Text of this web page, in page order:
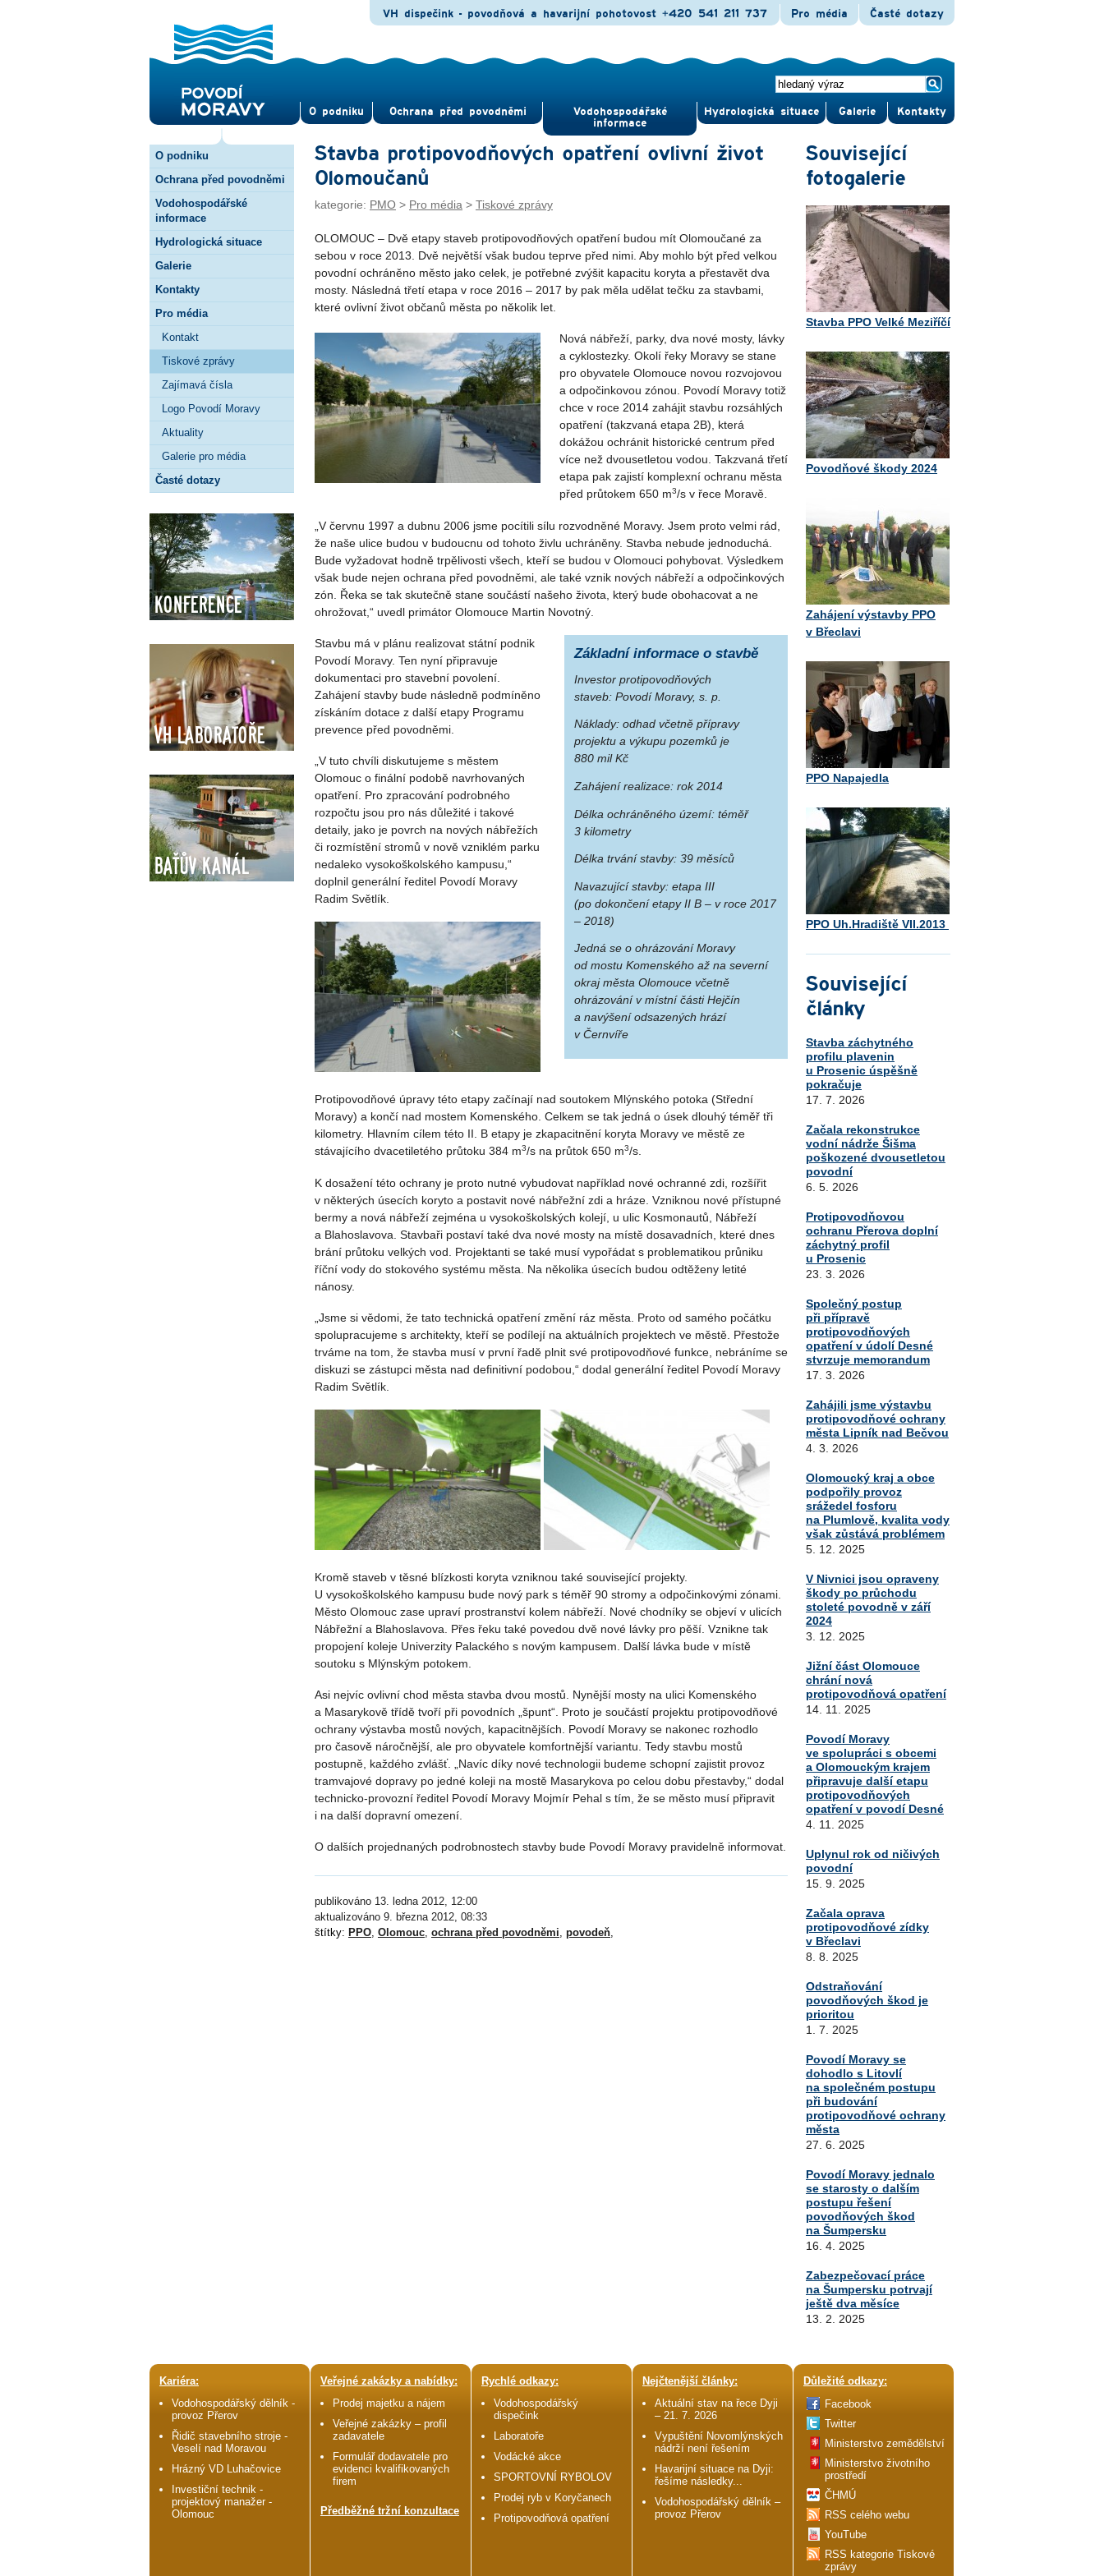
O pod­niku Ochrana před povod­němi
Vodohospodářské
informace
Hydrologická situace Gale­rie Kontak­ty
VH dispečink - povodňová a havarijní pohotovost +420 541 211 737 Pro média Časté dotazy
O podniku
Ochrana před povodněmi
Vodohospodářské
informace
Hydrologická situace
Galerie
Kontakty
Pro média
Kontakt
Tiskové zprávy
Zajímavá čísla
Logo Povodí Moravy
Aktuality
Galerie pro média
Časté dotazy
Konference
VH Laboratoře
Baťův kanál
Stavba protipovodňových opatření ovlivní život
Olomoučanů
kategorie: PMO > Pro média > Tiskové zprávy
OLOMOUC – Dvě etapy staveb protipovodňových opatření budou mít Olomoučané za
sebou v roce 2013. Dvě největší však budou teprve před nimi. Aby mohlo být před velkou
povodní ochráněno město jako celek, je potřebné zvýšit kapacitu koryta a přestavět dva
mosty. Následná třetí etapa v roce 2016 – 2017 by pak měla udělat tečku za stavbami,
které ovlivní život občanů města po několik let.
Nová nábřeží, parky, dva nové mosty, lávky
a cyklostezky. Okolí řeky Moravy se stane
pro obyvatele Olomouce novou rozvojovou
a odpočinkovou zónou. Povodí Moravy totiž
chce v roce 2014 zahájit stavbu rozsáhlých
opatření (takzvaná etapa 2B), která
dokážou ochránit historické centrum před
více než dvousetletou vodou. Takzvaná třetí
etapa pak zajistí komplexní ochranu města
před průtokem 650 m3/s v řece Moravě.
„V červnu 1997 a dubnu 2006 jsme pocítili sílu rozvodněné Moravy. Jsem proto velmi rád,
že naše ulice budou v budoucnu od tohoto živlu uchráněny. Stavba nebude jednoduchá.
Bude vyžadovat hodně trpělivosti všech, kteří se budou v Olomouci pohybovat. Výsledkem
však bude nejen ochrana před povodněmi, ale také vznik nových nábřeží a odpočinkových
zón. Řeka se tak skutečně stane součástí našeho života, který bude obohacovat a ne
ohrožovat,“ uvedl primátor Olomouce Martin Novotný.
Základní informace o stavbě
Investor protipovodňových
staveb: Povodí Moravy, s. p.
Náklady: odhad včetně přípravy
projektu a výkupu pozemků je
880 mil Kč
Zahájení realizace: rok 2014
Délka ochráněného území: téměř
3 kilometry
Délka trvání stavby: 39 měsíců
Navazující stavby: etapa III
(po dokončení etapy II B – v roce 2017
– 2018)
Jedná se o ohrázování Moravy
od mostu Komenského až na severní
okraj města Olomouce včetně
ohrázování v místní části Hejčín
a navýšení odsazených hrází
v Černvíře
Stavbu má v plánu realizovat státní podnik
Povodí Moravy. Ten nyní připravuje
dokumentaci pro stavební povolení.
Zahájení stavby bude následně podmíněno
získáním dotace z další etapy Programu
prevence před povodněmi.
„V tuto chvíli diskutujeme s městem
Olomouc o finální podobě navrhovaných
opatření. Pro zpracování podrobného
rozpočtu jsou pro nás důležité i takové
detaily, jako je povrch na nových nábřežích
či rozmístění stromů v nově vzniklém parku
nedaleko vysokoškolského kampusu,“
doplnil generální ředitel Povodí Moravy
Radim Světlík.
Protipovodňové úpravy této etapy začínají nad soutokem Mlýnského potoka (Střední
Moravy) a končí nad mostem Komenského. Celkem se tak jedná o úsek dlouhý téměř tři
kilometry. Hlavním cílem této II. B etapy je zkapacitnění koryta Moravy ve městě ze
stávajícího dvacetiletého průtoku 384 m3/s na průtok 650 m3/s.
K dosažení této ochrany je proto nutné vybudovat například nové ochranné zdi, rozšířit
v některých úsecích koryto a postavit nové nábřežní zdi a hráze. Vzniknou nové přístupné
bermy a nová nábřeží zejména u vysokoškolských kolejí, u ulic Kosmonautů, Nábřeží
a Blahoslavova. Stavbaři postaví také dva nové mosty na místě dosavadních, které dnes
brání průtoku velkých vod. Projektanti se také musí vypořádat s problematikou průniku
říční vody do stokového systému města. Na několika úsecích budou odtěženy letité
nánosy.
„Jsme si vědomi, že tato technická opatření změní ráz města. Proto od samého počátku
spolupracujeme s architekty, kteří se podílejí na aktuálních projektech ve městě. Přestože
trváme na tom, že stavba musí v první řadě plnit své protipovodňové funkce, nebráníme se
diskuzi se zástupci města nad definitivní podobou,“ dodal generální ředitel Povodí Moravy
Radim Světlík.
Kromě staveb v těsné blízkosti koryta vzniknou také související projekty.
U vysokoškolského kampusu bude nový park s téměř 90 stromy a odpočinkovými zónami.
Město Olomouc zase upraví prostranství kolem nábřeží. Nové chodníky se objeví v ulicích
Nábřežní a Blahoslavova. Přes řeku také povedou dvě nové lávky pro pěší. Vznikne tak
propojení koleje Univerzity Palackého s novým kampusem. Další lávka bude v místě
soutoku s Mlýnským potokem.
Asi nejvíc ovlivní chod města stavba dvou mostů. Nynější mosty na ulici Komenského
a Masarykově třídě tvoří při povodních „špunt“. Proto je součástí projektu protipovodňové
ochrany výstavba mostů nových, kapacitnějších. Povodí Moravy se nakonec rozhodlo
pro časově náročnější, ale pro obyvatele komfortnější variantu. Tedy stavbu mostů
postupně, každého zvlášť. „Navíc díky nové technologii budeme schopní zajistit provoz
tramvajové dopravy po jedné koleji na mostě Masarykova po celou dobu přestavby,“ dodal
technicko-provozní ředitel Povodí Moravy Mojmír Pehal s tím, že se město musí připravit
i na další dopravní omezení.
O dalších projednaných podrobnostech stavby bude Povodí Moravy pravidelně informovat.
publikováno 13. ledna 2012, 12:00
aktualizováno 9. března 2012, 08:33
štítky: PPO, Olomouc, ochrana před povodněmi, povodeň,
Související
fotogalerie
Stavba PPO Velké Meziříčí
Povodňové škody 2024
Zahájení výstavby PPO
v Břeclavi
PPO Napajedla
PPO Uh.Hradiště VII.2013
Související
články
Stavba záchytného
profilu plavenin
u Prosenic úspěšně
pokračuje
17. 7. 2026
Začala rekonstrukce
vodní nádrže Šišma
poškozené dvousetletou
povodní
6. 5. 2026
Protipovodňovou
ochranu Přerova doplní
záchytný profil
u Prosenic
23. 3. 2026
Společný postup
při přípravě
protipovodňových
opatření v údolí Desné
stvrzuje memorandum
17. 3. 2026
Zahájili jsme výstavbu
protipovodňové ochrany
města Lipník nad Bečvou
4. 3. 2026
Olomoucký kraj a obce
podpořily provoz
srážedel fosforu
na Plumlově, kvalita vody
však zůstává problémem
5. 12. 2025
V Nivnici jsou opraveny
škody po průchodu
stoleté povodně v září
2024
3. 12. 2025
Jižní část Olomouce
chrání nová
protipovodňová opatření
14. 11. 2025
Povodí Moravy
ve spolupráci s obcemi
a Olomouckým krajem
připravuje další etapu
protipovodňových
opatření v povodí Desné
4. 11. 2025
Uplynul rok od ničivých
povodní
15. 9. 2025
Začala oprava
protipovodňové zídky
v Břeclavi
8. 8. 2025
Odstraňování
povodňových škod je
prioritou
1. 7. 2025
Povodí Moravy se
dohodlo s Litovlí
na společném postupu
při budování
protipovodňové ochrany
města
27. 6. 2025
Povodí Moravy jednalo
se starosty o dalším
postupu řešení
povodňových škod
na Šumpersku
16. 4. 2025
Zabezpečovací práce
na Šumpersku potrvají
ještě dva měsíce
13. 2. 2025
Kariéra:
Vodohospodářský dělník -
provoz Přerov
Řidič stavebního stroje -
Veselí nad Moravou
Hrázný VD Luhačovice
Investiční technik -
projektový manažer -
Olomouc
Veřejné zakázky a nabídky:
Prodej majetku a nájem
Veřejné zakázky – profil
zadavatele
Formulář dodavatele pro
evidenci kvalifikovaných
firem
Předběžné tržní konzultace
Rychlé odkazy:
Vodohospodářský
dispečink
Laboratoře
Vodácké akce
SPORTOVNÍ RYBOLOV
Prodej ryb v Koryčanech
Protipovodňová opatření
Nejčtenější články:
Aktuální stav na řece Dyji
– 21. 7. 2026
Vypuštění Novomlýnských
nádrží není řešením
Havarijní situace na Dyji:
řešíme následky...
Vodohospodářský dělník –
provoz Přerov
Důležité odkazy:
Facebook
Twitter
Ministerstvo zemědělství
Ministerstvo životního
prostředí
ČHMÚ
RSS celého webu
YouTube
RSS kategorie Tiskové
zprávy